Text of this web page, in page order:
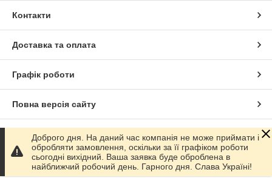
Контакти
Доставка та оплата
Графік роботи
Повна версія сайту
Сайт створено на маркетплейсіProm.ua
Політика конфіденційності
Доброго дня. На даний час компанія не може приймати і
обробляти замовлення, оскільки за її графіком роботи
сьогодні вихідний. Ваша заявка буде оброблена в
найближчий робочий день. Гарного дня. Слава Україні!